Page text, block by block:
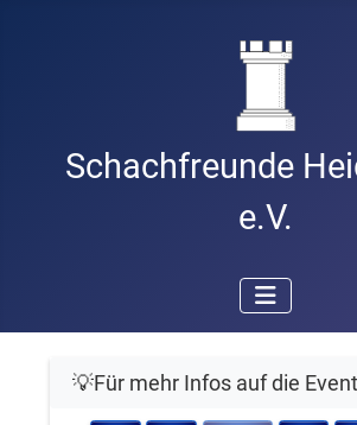
Schachfreunde
e.V.